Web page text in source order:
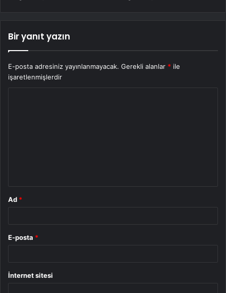
Bir yanıt yazın
E-posta adresiniz yayınlanmayacak. Gerekli alanlar * ile
işaretlenmişlerdir
Ad *
E-posta *
İnternet sitesi